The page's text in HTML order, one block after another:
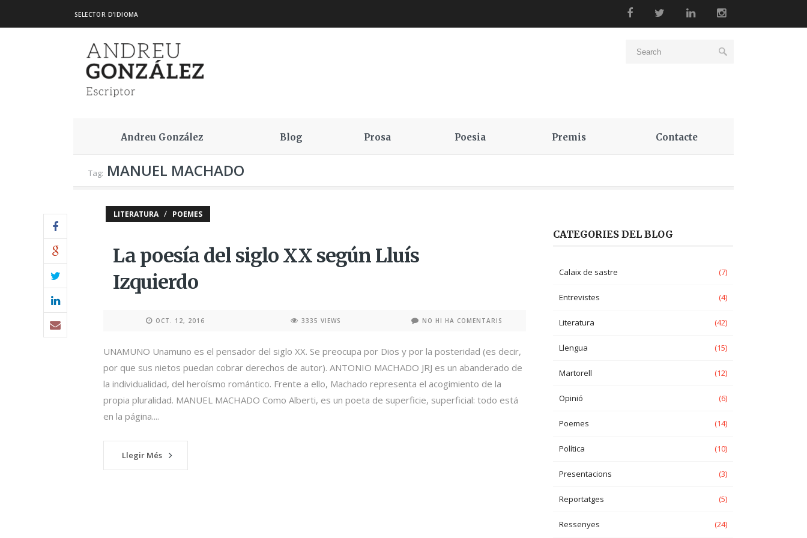
SELECTOR D’IDIOMA
Andreu González Blog Prosa Poesia Premis Contacte
Tag: MANUEL MACHADO
LITERATURA / POEMES
La poesía del siglo XX según Lluís
Izquierdo
OCT. 12, 2016 3335 VIEWS NO HI HA COMENTARIS
UNAMUNO Unamuno es el pensador del siglo XX. Se preocupa por Dios y por la posteridad (es decir,
por que sus nietos puedan cobrar derechos de autor). ANTONIO MACHADO JRJ es un abanderado de
la individualidad, del heroísmo romántico. Frente a ello, Machado representa el acogimiento de la
propia pluralidad. MANUEL MACHADO Como Alberti, es un poeta de superficie, superficial: todo está
en la página....
Llegir Més
CATEGORIES DEL BLOG
Calaix de sastre (7)
Entrevistes (4)
Literatura (42)
Llengua (15)
Martorell (12)
Opinió (6)
Poemes (14)
Política (10)
Presentacions (3)
Reportatges (5)
Ressenyes (24)